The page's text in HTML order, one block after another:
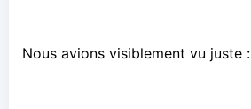
Nous avions visiblement vu juste :